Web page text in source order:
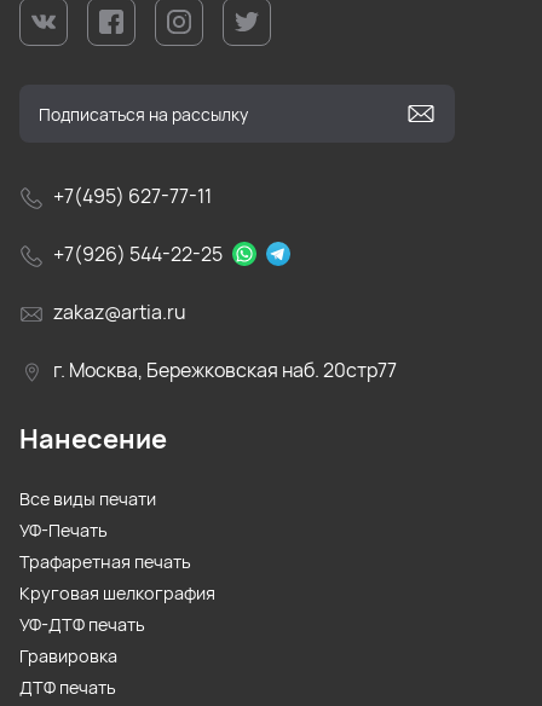
+7(495) 627-77-11
+7(926) 544-22-25
zakaz@artia.ru
г. Москва, Бережковская наб. 20стр77
Нанесение
Все виды печати
УФ-Печать
Трафаретная печать
Круговая шелкография
УФ-ДТФ печать
Гравировка
ДТФ печать